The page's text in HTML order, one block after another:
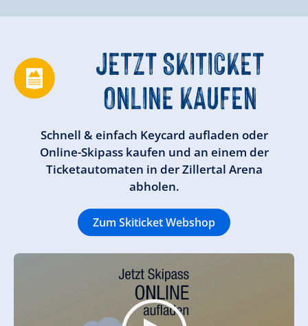
JETZT SKITICKET
ONLINE KAUFEN
Schnell & einfach Keycard aufladen oder
Online-Skipass kaufen und an einem der
Ticketautomaten in der Zillertal Arena
abholen.
Zum Skiticket Webshop